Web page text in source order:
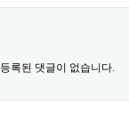
등록된 댓글이 없습니다.